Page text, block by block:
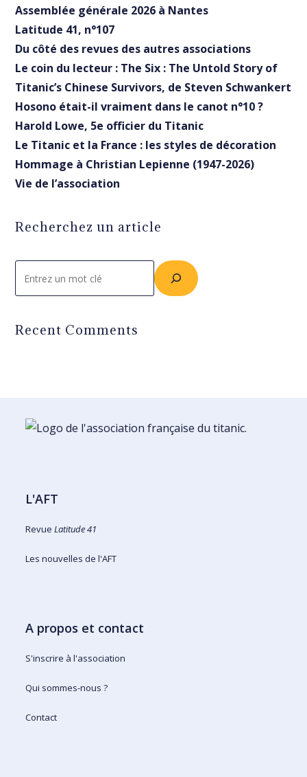
Assemblée générale 2026 à Nantes
Latitude 41, n°107
Du côté des revues des autres associations
Le coin du lecteur : The Six : The Untold Story of
Titanic’s Chinese Survivors, de Steven Schwankert
Hosono était-il vraiment dans le canot n°10 ?
Harold Lowe, 5e officier du Titanic
Le Titanic et la France : les styles de décoration
Hommage à Christian Lepienne (1947-2026)
Vie de l’association
Recherchez un article
Recent Comments
L'AFT
RevueLatitude 41
Les nouvelles de l'AFT
A propos et contact
S'inscrire à l'association
Qui sommes-nous ?
Contact